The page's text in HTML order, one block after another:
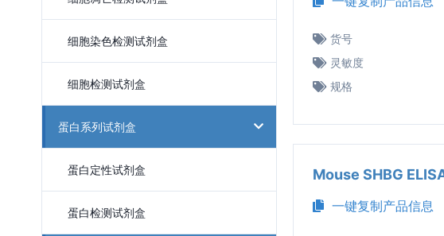
货号
灵敏度
规格
Mouse SHBG
一键复制产品信息
细胞染色检测试剂盒
细胞检测试剂盒
蛋白系列试剂盒
蛋白定性试剂盒
蛋白检测试剂盒